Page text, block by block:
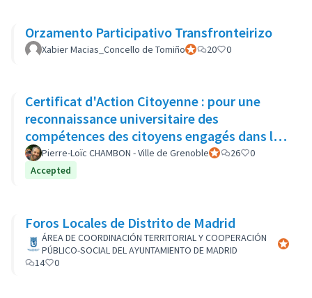
Orzamento Participativo Transfronteirizo
Xabier Macias_Concello de TomiñoParticipant officiel
20 0
Certificat d'Action Citoyenne : pour une
reconnaissance universitaire des
compétences des citoyens engagés dans la
démocratie locale
Pierre-Loïc CHAMBON - Ville de GrenobleParticipant officiel
26
0
Accepted
Foros Locales de Distrito de Madrid
ÁREA DE COORDINACIÓN TERRITORIAL Y COOPERACIÓN
PÚBLICO-SOCIAL DEL AYUNTAMIENTO DE MADRID
14
0